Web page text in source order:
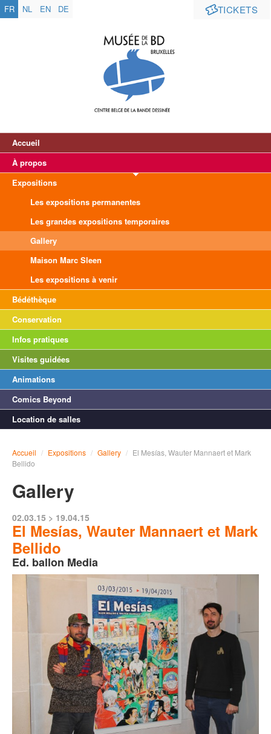
TICKETS
FR NL EN DE
Accueil
À propos
Expositions
Les expositions permanentes
Les grandes expositions temporaires
Gallery
Maison Marc Sleen
Les expositions à venir
Bédéthèque
Conservation
Infos pratiques
Visites guidées
Animations
Comics Beyond
Location de salles
Accueil / Expositions / Gallery / El Mesías, Wauter Mannaert et Mark
Bellido
Gallery
02.03.15 > 19.04.15
El Mesías, Wauter Mannaert et Mark
Bellido
Ed. ballon Media